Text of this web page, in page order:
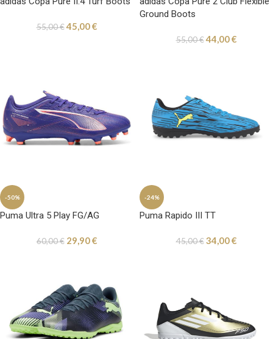
55,00€45,00€
Ground Boots
55,00€44,00€
-50%
Puma Ultra 5 Play FG/AG
60,00€ 29,90€
-24%
Puma Rapido III TT
45,00€ 34,00€